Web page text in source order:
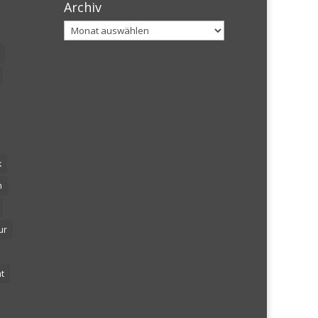
Archiv
Archiv